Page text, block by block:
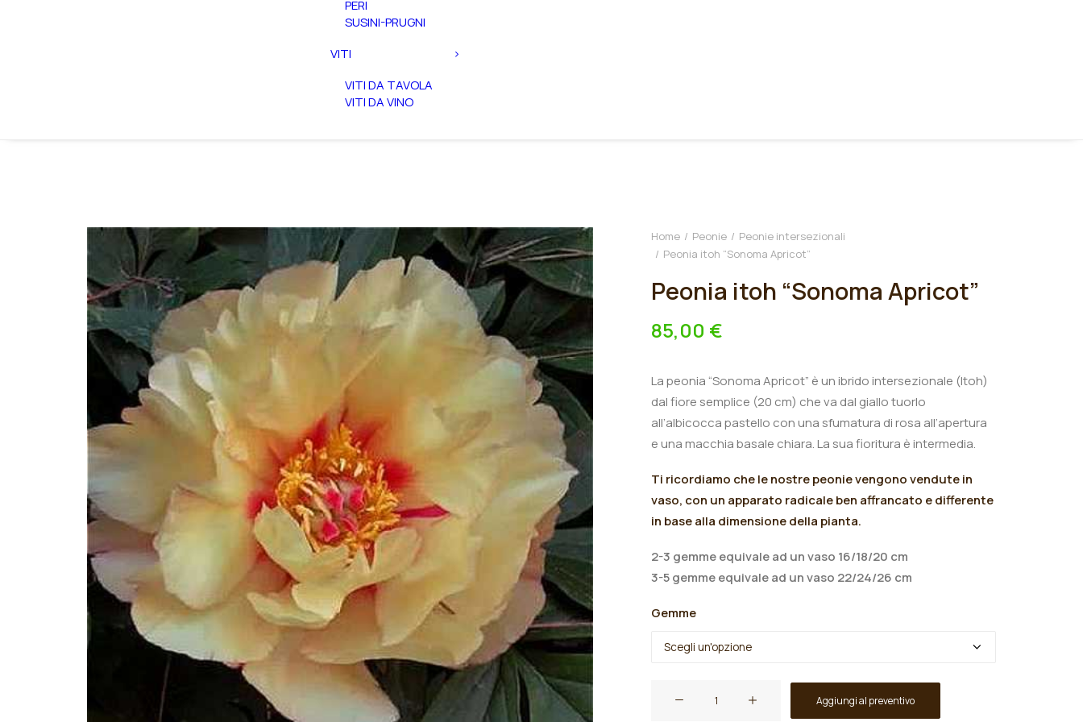
PERI
SUSINI-PRUGNI
VITI
VITI DA TAVOLA
VITI DA VINO
Home Peonie
Peonie intersezionali
Peonia itoh “Sonoma Apricot”
Peonia itoh “Sonoma Apricot”
85,00 €
La peonia “Sonoma Apricot” è un ibrido intersezionale (Itoh)
dal fiore semplice (20 cm) che va dal giallo tuorlo
all’albicocca pastello con una sfumatura di rosa all’apertura
e una macchia basale chiara. La sua fioritura è intermedia.
Ti ricordiamo che le nostre peonie vengono vendute in
vaso, con un apparato radicale ben affrancato e differente
in base alla dimensione della pianta.
2-3 gemme equivale ad un vaso 16/18/20 cm
3-5 gemme equivale ad un vaso 22/24/26 cm
Gemme
Aggiungi al preventivo